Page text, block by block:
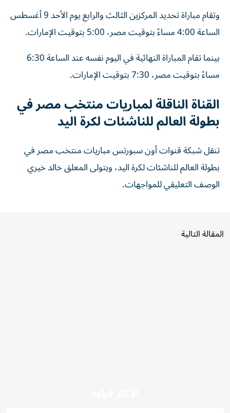
وتقام مباراة تحديد المركزين الثالث والرابع يوم الأحد 9 أغسطس
الساعة 4:00 مساءً بتوقيت مصر، 5:00 بتوقيت الإمارات.
بينما تقام المباراة النهائية في اليوم نفسه عند الساعة 6:30
مساءً بتوقيت مصر، 7:30 بتوقيت الإمارات.
القناة الناقلة لمباريات منتخب مصر في
بطولة العالم للناشئات لكرة اليد
تنقل شبكة قنوات أون سبورتس مباريات منتخب مصر في
بطولة العالم للناشئات لكرة اليد، ويتولى المعلق خالد خيري
الوصف التعليقي للمواجهات.
المقالة التالية